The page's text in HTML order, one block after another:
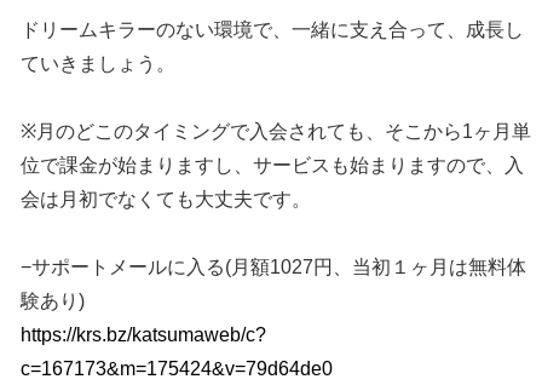
ドリームキラーのない環境で、一緒に支え合って、成長し
ていきましょう。
※月のどこのタイミングで入会されても、そこから1ヶ月単
位で課金が始まりますし、サービスも始まりますので、入
会は月初でなくても大丈夫です。
−サポートメールに入る(月額1027円、当初１ヶ月は無料体
験あり)
https://krs.bz/katsumaweb/c?
c=167173&m=175424&v=79d64de0